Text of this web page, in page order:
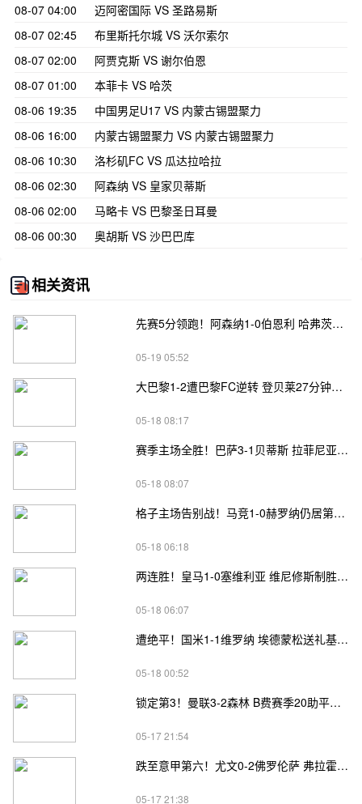
08-07 04:00
迈阿密国际 VS 圣路易斯
08-07 02:45
布里斯托尔城 VS 沃尔索尔
08-07 02:00
阿贾克斯 VS 谢尔伯恩
08-07 01:00
本菲卡 VS 哈茨
08-06 19:35
中国男足U17 VS 内蒙古锡盟聚力
08-06 16:00
内蒙古锡盟聚力 VS 内蒙古锡盟聚力
08-06 10:30
洛杉矶FC VS 瓜达拉哈拉
08-06 02:30
阿森纳 VS 皇家贝蒂斯
08-06 02:00
马略卡 VS 巴黎圣日耳曼
08-06 00:30
奥胡斯 VS 沙巴巴库
相关资讯
先赛5分领跑！阿森纳1-0伯恩利 哈弗茨制胜+蹬踏染黄 萨卡献助攻
05-19 05:52
大巴黎1-2遭巴黎FC逆转 登贝莱27分钟伤退 戈里替补双响+读秒绝杀
05-18 08:17
赛季主场全胜！巴萨3-1贝蒂斯 拉菲尼亚双响坎塞洛破门伊斯科点射
05-18 08:07
格子主场告别战！马竞1-0赫罗纳仍居第四 格子助攻卢克曼制胜球
05-18 06:18
两连胜！皇马1-0塞维利亚 维尼修斯制胜马斯坦托诺中柱姆总失良机
05-18 06:07
遭绝平！国米1-1维罗纳 埃德蒙松送礼基隆·鲍伊绝平劳塔罗失良机
05-18 00:52
锁定第3！曼联3-2森林 B费赛季20助平英超纪录 卡塞米罗主场告别
05-17 21:54
跌至意甲第六！尤文0-2佛罗伦萨 弗拉霍维奇、麦肯尼进球被吹
05-17 21:38